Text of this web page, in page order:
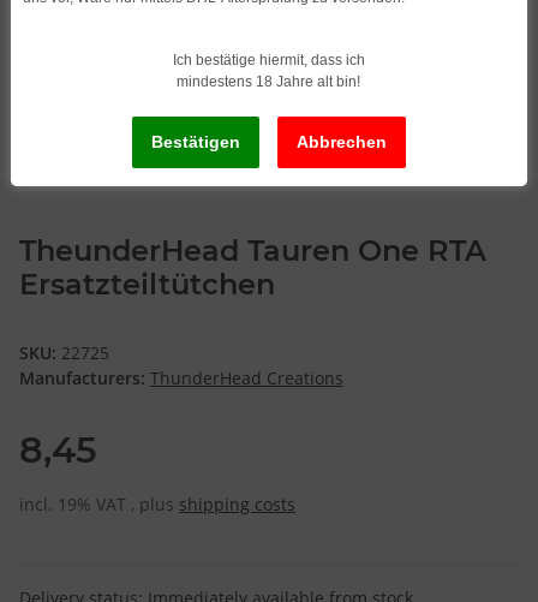
TheunderHead Tauren One RTA
Ersatzteiltütchen
SKU: 22725
Manufacturers: ThunderHead Creations
8,45
incl. 19% VAT , plus shipping costs
Ich bestätige hiermit, dass ich
mindestens 18 Jahre alt bin!